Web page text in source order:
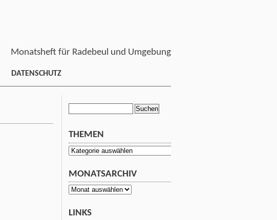
Monatsheft für Radebeul und Umgebung
DATENSCHUTZ
THEMEN
Themen
MONATSARCHIV
Monatsarchiv
LINKS